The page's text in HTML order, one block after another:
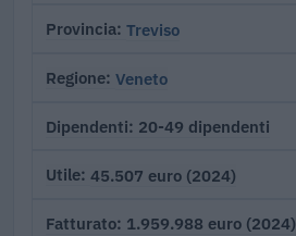
Provincia Treviso
Regione Veneto
Dipendenti 20-49 dipendenti
Utile 45.507 euro (2024)
Fatturato 1.959.988 euro (2024)